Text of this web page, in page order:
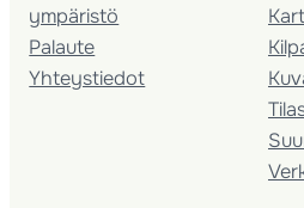
ympäristö
Palaute
Yhteystiedot